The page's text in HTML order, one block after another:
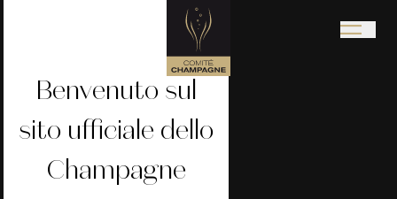
Benvenuto sul
sito ufficiale dello
Champagne